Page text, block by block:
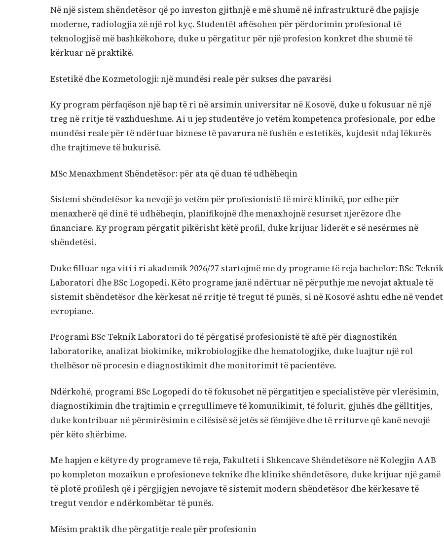
Në një sistem shëndetësor që po investon gjithnjë e më shumë në infrastrukturë dhe pajisje
moderne, radiologjia zë një rol kyç. Studentët aftësohen për përdorimin profesional të
teknologjisë më bashkëkohore, duke u përgatitur për një profesion konkret dhe shumë të
kërkuar në praktikë.
Estetikë dhe Kozmetologji: një mundësi reale për sukses dhe pavarësi
Ky program përfaqëson një hap të ri në arsimin universitar në Kosovë, duke u fokusuar në një
treg në rritje të vazhdueshme. Ai u jep studentëve jo vetëm kompetenca profesionale, por edhe
mundësi reale për të ndërtuar biznese të pavarura në fushën e estetikës, kujdesit ndaj lëkurës
dhe trajtimeve të bukurisë.
MSc Menaxhment Shëndetësor: për ata që duan të udhëheqin
Sistemi shëndetësor ka nevojë jo vetëm për profesionistë të mirë klinikë, por edhe për
menaxherë që dinë të udhëheqin, planifikojnë dhe menaxhojnë resurset njerëzore dhe
financiare. Ky program përgatit pikërisht këtë profil, duke krijuar liderët e së nesërmes në
shëndetësi.
Duke filluar nga viti i ri akademik 2026/27 startojmë me dy programe të reja bachelor: BSc Teknik
Laboratori dhe BSc Logopedi. Këto programe janë ndërtuar në përputhje me nevojat aktuale të
sistemit shëndetësor dhe kërkesat në rritje të tregut të punës, si në Kosovë ashtu edhe në vendet
evropiane.
Programi BSc Teknik Laboratori do të përgatisë profesionistë të aftë për diagnostikën
laboratorike, analizat biokimike, mikrobiologjike dhe hematologjike, duke luajtur një rol
thelbësor në procesin e diagnostikimit dhe monitorimit të pacientëve.
Ndërkohë, programi BSc Logopedi do të fokusohet në përgatitjen e specialistëve për vlerësimin,
diagnostikimin dhe trajtimin e çrregullimeve të komunikimit, të folurit, gjuhës dhe gëlltitjes,
duke kontribuar në përmirësimin e cilësisë së jetës së fëmijëve dhe të rriturve që kanë nevojë
për këto shërbime.
Me hapjen e këtyre dy programeve të reja, Fakulteti i Shkencave Shëndetësore në Kolegjin AAB
po kompleton mozaikun e profesioneve teknike dhe klinike shëndetësore, duke krijuar një gamë
të plotë profilesh që i përgjigjen nevojave të sistemit modern shëndetësor dhe kërkesave të
tregut vendor e ndërkombëtar të punës.
Mësim praktik dhe përgatitje reale për profesionin